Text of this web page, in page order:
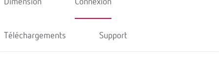
Téléchargements Support